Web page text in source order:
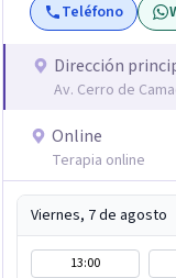
Teléfono
Dirección
Av. Cerro de
Online
Terapia online
Viernes, 7 de agosto
13:00